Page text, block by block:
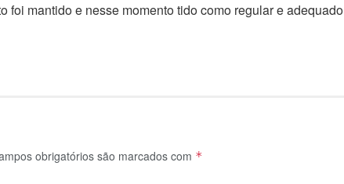
foi mantido e nesse momento tido como regular e adequado
obrigatórios são marcados com *